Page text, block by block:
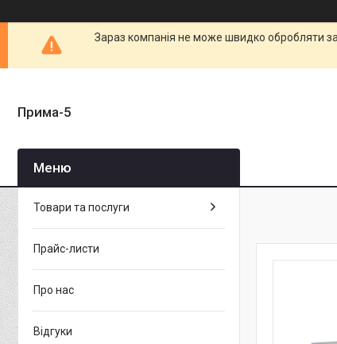
Зараз компанія не може швидко обробляти
Прима-5
Товари та послуги
Прайс-листи
Про нас
Відгуки